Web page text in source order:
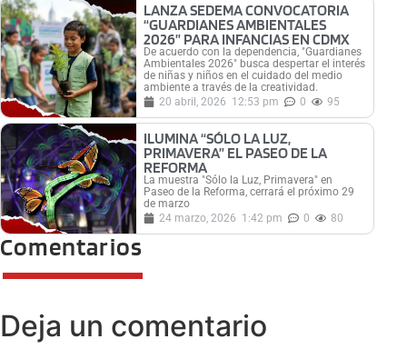
LANZA SEDEMA CONVOCATORIA
“GUARDIANES AMBIENTALES
2026” PARA INFANCIAS EN CDMX
De acuerdo con la dependencia, "Guardianes
Ambientales 2026" busca despertar el interés
de niñas y niños en el cuidado del medio
ambiente a través de la creatividad.
20 abril, 2026 12:53 pm 0 95
ILUMINA “SÓLO LA LUZ,
PRIMAVERA” EL PASEO DE LA
REFORMA
La muestra "Sólo la Luz, Primavera" en
Paseo de la Reforma, cerrará el próximo 29
de marzo
24 marzo, 2026 1:42 pm 0 80
Comentarios
Deja un comentario